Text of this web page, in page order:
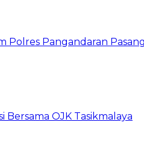
Polres Pangandaran
OJK Tasikmalaya